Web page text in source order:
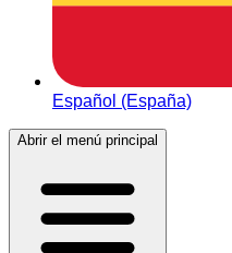
Español (España)
Abrir el menú principal